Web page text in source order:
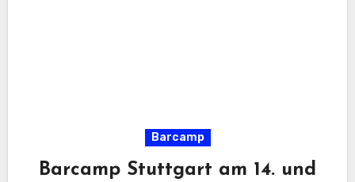
Barcamp
Barcamp Stuttgart am 14. und